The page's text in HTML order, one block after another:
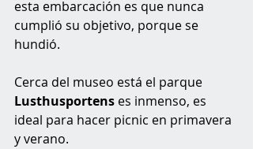
esta embarcación es que nunca
cumplió su objetivo, porque se
hundió.
Cerca del museo está el parque
Lusthusportens es inmenso, es
ideal para hacer picnic en primavera
y verano.